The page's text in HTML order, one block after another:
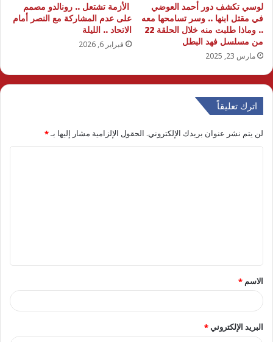
لوسي تكشف دور أحمد العوضي
في مقتل ابنها .. وسر تسامحها معه
.. وماذا طلبت منه خلال الحلقة 22
من مسلسل فهد البطل
مارس 23, 2025
الأزمة تشتعل .. رونالدو مصمم
على عدم المشاركة مع النصر أمام
الاتحاد .. الليلة
فبراير 6, 2026
اترك تعليقاً
لن يتم نشر عنوان بريدك الإلكتروني. الحقول الإلزامية مشار إليها بـ*
ق
*
الاسم *
البريد الإلكتروني*